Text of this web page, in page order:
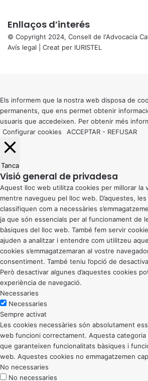
Enllaços d’interés
© Copyright 2024, Consell de l'Advocacia
Avís legal | Creat per IURISTEL
button
Els informem que la nostra web disposa de
permanents, que ens permet obtenir
usuaris que accedeixen. Per obtenir més
Configurar cookies
ACCEPTAR - REFUSAR
Tanca
Visió general de privadesa
Aquest lloc web utilitza cookies per millorar la
mentre navegueu pel lloc web. D’aquestes,
classifiquen com a necessàries
ja que són essencials per al funcionament de
bàsiques del lloc web. També fem servir
ajuden a analitzar i entendre com utilitzeu
cookies s’emmagatzemaran al vostre
consentiment. També teniu l’opció de
Però desactivar algunes d’aquestes cookies
experiència de navegació.
Necessaries
Necessaries
Sempre activat
Les cookies necessàries són absolutament
web funcioni correctament. Aquesta categoria
que garanteixen funcionalitats bàsiques i
web. Aquestes cookies no emmagatzemen
No necessaries
No necessaries